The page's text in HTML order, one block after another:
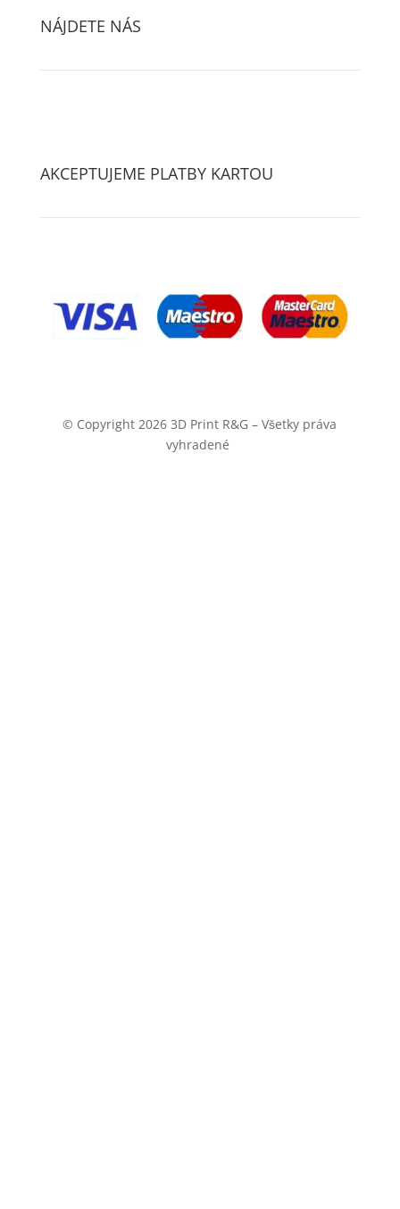
NÁJDETE NÁS
AKCEPTUJEME PLATBY KARTOU
© Copyright 2026 3D Print R&G – Všetky práva
vyhradené